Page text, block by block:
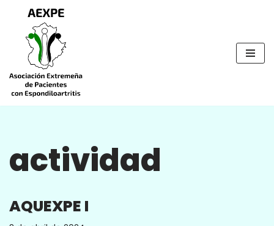
Saltar
contenido
actividad
AQUEXPE I